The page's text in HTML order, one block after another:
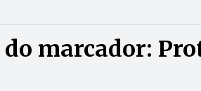
marcador: